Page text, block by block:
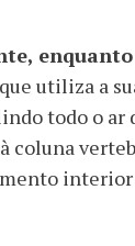
utiliza a
todo o ar
coluna